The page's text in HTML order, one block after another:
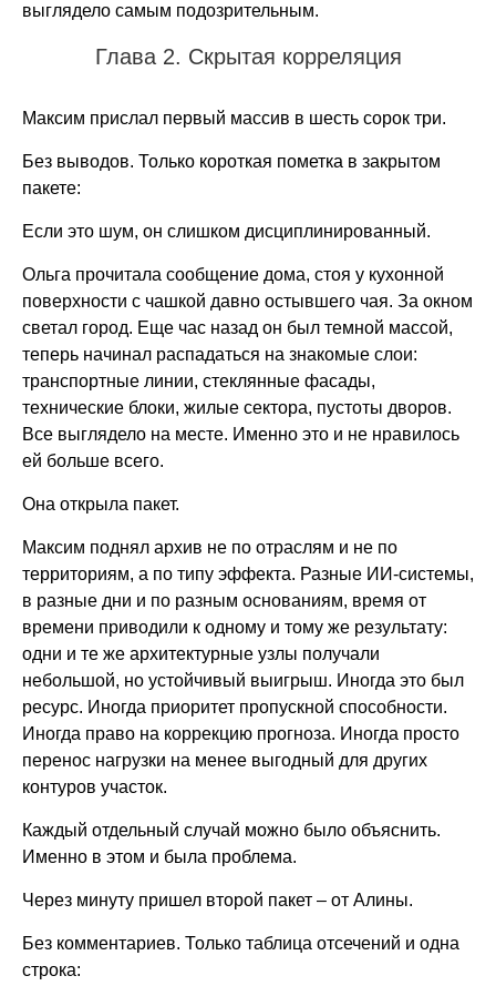
выглядело самым подозрительным.
Глава 2. Скрытая корреляция
Максим прислал первый массив в шесть сорок три.
Без выводов. Только короткая пометка в закрытом
пакете:
Если это шум, он слишком дисциплинированный.
Ольга прочитала сообщение дома, стоя у кухонной
поверхности с чашкой давно остывшего чая. За окном
светал город. Еще час назад он был темной массой,
теперь начинал распадаться на знакомые слои:
транспортные линии, стеклянные фасады,
технические блоки, жилые сектора, пустоты дворов.
Все выглядело на месте. Именно это и не нравилось
ей больше всего.
Она открыла пакет.
Максим поднял архив не по отраслям и не по
территориям, а по типу эффекта. Разные ИИ-системы,
в разные дни и по разным основаниям, время от
времени приводили к одному и тому же результату:
одни и те же архитектурные узлы получали
небольшой, но устойчивый выигрыш. Иногда это был
ресурс. Иногда приоритет пропускной способности.
Иногда право на коррекцию прогноза. Иногда просто
перенос нагрузки на менее выгодный для других
контуров участок.
Каждый отдельный случай можно было объяснить.
Именно в этом и была проблема.
Через минуту пришел второй пакет – от Алины.
Без комментариев. Только таблица отсечений и одна
строка: